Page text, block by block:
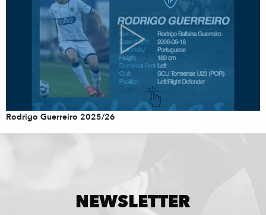
Rodrigo Guerreiro 2025/26
NEWSLETTER